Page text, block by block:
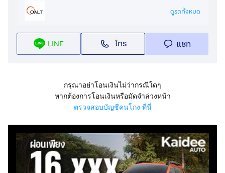
คลิก :กดเพื่อดู Line: xxxxx ดูรถทั้งหมด
LINE โทร แชท
กรุณาอย่าโอนเงินไม่ว่ากรณีใดๆ
หากต้องการโอนเงินหรือมัดจำล่วงหน้า
ตรวจสอบบัญชีคนโกง ที่นี่